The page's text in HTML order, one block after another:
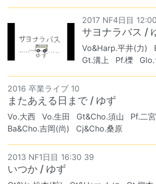
2017 NF4日目
サヨナラバス /
Vo&Harp.平井(力)
Gt.溝上
Pf.櫟
2016 卒業ライブ 10
またあえる日まで / ゆず
Vo.大西 Vo.生田 Gt&Cho.須山
Pf.二宮
Ba&Cho.吉岡(尚)
Cj&Cho.桑原
2013 NF1日目 16:30 39
いつか / ゆず